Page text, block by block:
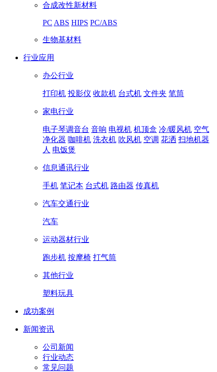
合成改性新材料
PC ABS HIPS PC/ABS
生物基材料
行业应用
办公行业
打印机 投影仪 收款机 台式机 文件夹 笔筒
家电行业
电子琴调音台 音响 电视机 机顶盒 冷/暖风机 空气
净化器 咖啡机 洗衣机 吹风机 空调 花洒 扫地机器
人 电饭煲
信息通讯行业
手机 笔记本 台式机 路由器 传真机
汽车交通行业
汽车
运动器材行业
跑步机 按摩椅 打气筒
其他行业
塑料玩具
成功案例
新闻资讯
公司新闻
行业动态
常见问题